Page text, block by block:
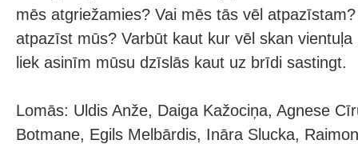
mēs atgriežamies? Vai mēs tās vēl
atpazīst mūs? Varbūt kaut kur vēl skan vientuļa
liek asinīm mūsu dzīslās kaut uz brīdi sastingt.
Lomās: Uldis Anže, Daiga Kažociņa, Agnese
Botmane, Egils Melbārdis, Ināra Slucka,